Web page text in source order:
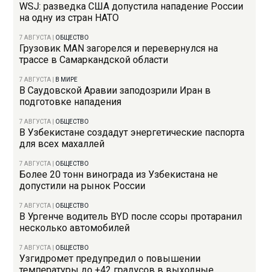
WSJ: разведка США допустила нападение России
на одну из стран НАТО
7 АВГУСТА ОБЩЕСТВО
Грузовик MAN загорелся и перевернулся на
трассе в Самаркандской области
7 АВГУСТА В МИРЕ
В Саудовской Аравии заподозрили Иран в
подготовке нападения
7 АВГУСТА ОБЩЕСТВО
В Узбекистане создадут энергетические паспорта
для всех махаллей
7 АВГУСТА ОБЩЕСТВО
Более 20 тонн винограда из Узбекистана не
допустили на рынок России
7 АВГУСТА ОБЩЕСТВО
В Ургенче водитель BYD после ссоры протаранил
несколько автомобилей
7 АВГУСТА ОБЩЕСТВО
Узгидромет предупредил о повышении